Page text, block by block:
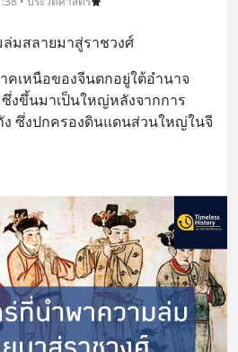
มสลายมาสู่ราชวงศ์
คเหนือของจีนตกอยู่ใต้อำนาจ
งขึ้นมาเป็นใหญ่หลังจากการ
ง ซึ่งปกครองดินแดนส่วนใหญ่ในจี